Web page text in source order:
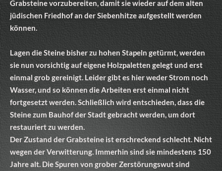
Grabsteine vorzubereiten, damit sie wieder auf dem alten
jüdischen Friedhof an der Siebenhitze aufgestellt werden
können.
Lagen die Steine bisher zu hohen Stapeln getürmt, werden
sie nun vorsichtig auf eigene Holzpaletten gelegt und erst
einmal grob gereinigt. Leider gibt es hier weder Strom noch
Wasser, und so können die Arbeiten erst einmal nicht
fortgesetzt werden. Schließlich wird entschieden, dass die
Steine zum Bauhof der Stadt gebracht werden, um dort
restauriert zu werden.
Der Zustand der Grabsteine ist erschreckend schlecht. Nicht
wegen der Verwitterung. Immerhin sind sie mindestens 150
Jahre alt. Die Spuren von grober Zerstörungswut sind